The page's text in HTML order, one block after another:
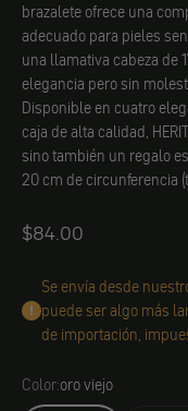
brazalete ofrece una
adecuado para pieles
una llamativa cabeza de
elegancia pero sin
Disponible en cuatro
caja de alta calidad,
sino también un regalo
20 cm de circunferencia
Angebot
$84.00
Se envía desde
puede ser algo más
de importación,
Color:oro viejo